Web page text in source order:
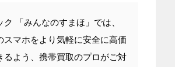
「みんなのすまほ」では、
スマホをより気軽に安全に高価
るよう、携帯買取のプロがご対